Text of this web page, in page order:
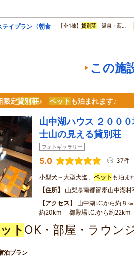
テイプラン〈朝食
【全1棟】貸別荘 ・温泉・薪…
この施
限定貸別荘♪ ペット も泊まれます♪
山中湖ハウス ２００
士山の見える貸別荘
フォトギャラリー
5.0 37件
小型犬～大型犬迄、 ペット も泊ま
住所
山梨県南都留郡山中湖
アクセス
山中湖I.Cから約８
約20km 御殿場I.C.から約22km
ト OK・部屋・ラウン
泊プラン